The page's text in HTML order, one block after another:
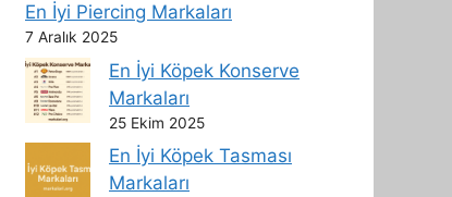
En İyi Piercing Markaları
7 Aralık 2025
En İyi Köpek Konserve
Markaları
25 Ekim 2025
En İyi Köpek Tasması
Markaları